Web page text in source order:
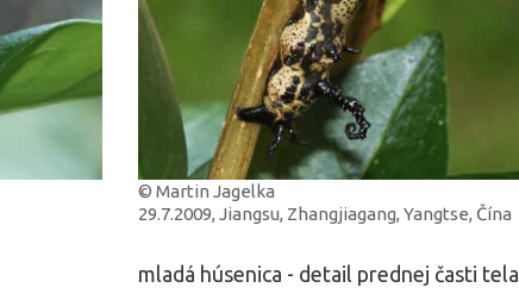
© Martin Jagelka
29.7.2009, Jiangsu, Zhangjiagang, Yangtse, Čína
mladá húsenica - detail prednej časti tela